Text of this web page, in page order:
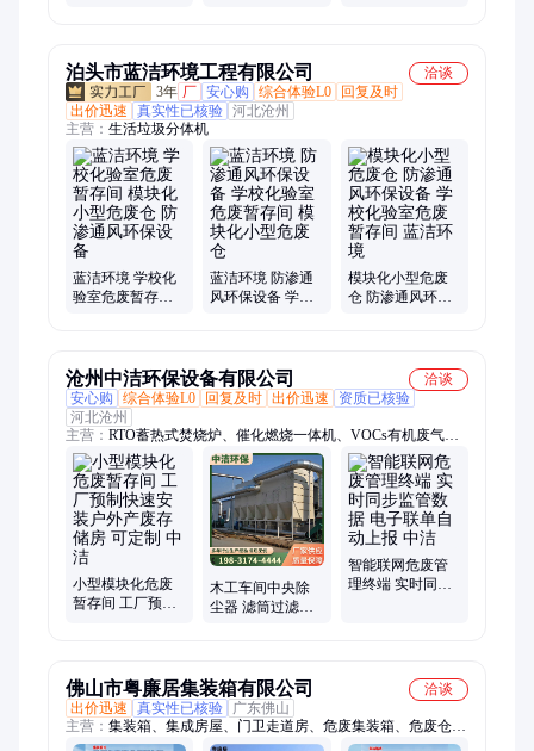
泊头市蓝洁环境工程有限公司
洽谈
3年 厂 安心购 综合体验L0
回复及时
出价迅速
真实性已核验 河北沧州
主营： 生活垃圾分体机
蓝洁环境 学校化
验室危废暂存间
蓝洁环境 防渗通
风环保设备 学校
模块化小型危废
仓 防渗通风环保
沧州中洁环保设备有限公司
洽谈
安心购
综合体验L0 回复及时 出价迅速
资质已核验
河北沧州
主营： RTO蓄热式焚烧炉、催化燃烧一体机、VOCs有机废气处
理、布袋除尘器、除尘配件
小型模块化危废
暂存间 工厂预制
木工车间中央除
尘器 滤筒过滤除
智能联网危废管
理终端 实时同步
佛山市粤廉居集装箱有限公司
洽谈
出价迅速
真实性已核验
广东佛山
主营： 集装箱、集成房屋、门卫走道房、危废集装箱、危废仓、
危废暂存间、危废箱、打卡通道箱、移动保安亭、户外移动厕